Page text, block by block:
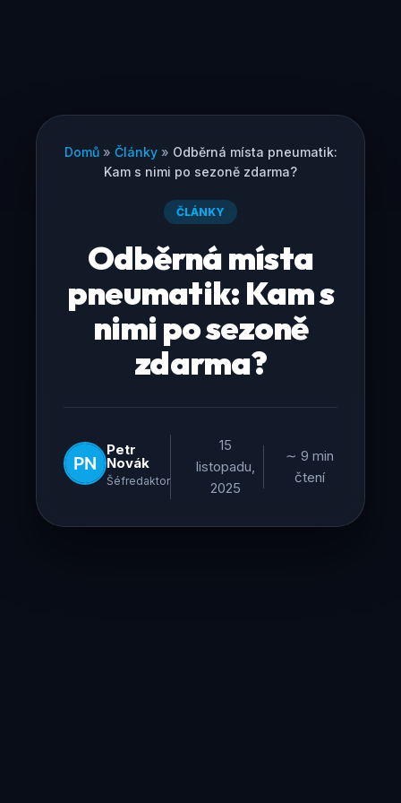
Domů» Články» Odběrná místa pneumatik:
Kam s nimi po sezoně zdarma?
ČLÁNKY
Odběrná místa
pneumatik: Kam s
nimi po sezoně
zdarma?
Petr
Novák
Šéfredaktor
15
listopadu,
2025
∼ 9 min
čtení